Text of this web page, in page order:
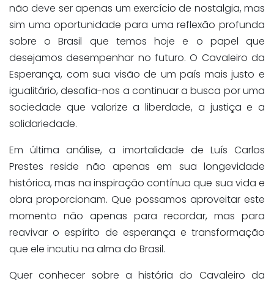
não deve ser apenas um exercício de nostalgia, mas
sim uma oportunidade para uma reflexão profunda
sobre o Brasil que temos hoje e o papel que
desejamos desempenhar no futuro. O Cavaleiro da
Esperança, com sua visão de um país mais justo e
igualitário, desafia-nos a continuar a busca por uma
sociedade que valorize a liberdade, a justiça e a
solidariedade.
Em última análise, a imortalidade de Luís Carlos
Prestes reside não apenas em sua longevidade
histórica, mas na inspiração contínua que sua vida e
obra proporcionam. Que possamos aproveitar este
momento não apenas para recordar, mas para
reavivar o espírito de esperança e transformação
que ele incutiu na alma do Brasil.
Quer conhecer sobre a história do Cavaleiro da